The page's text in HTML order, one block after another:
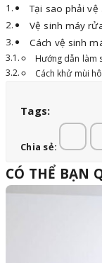
Tại sao phải
Vệ sinh máy
Cách vệ sinh
Hướng dẫn làm
Cách khử mùi
Tags:
Chia sẻ:
CÓ THỂ BẠN